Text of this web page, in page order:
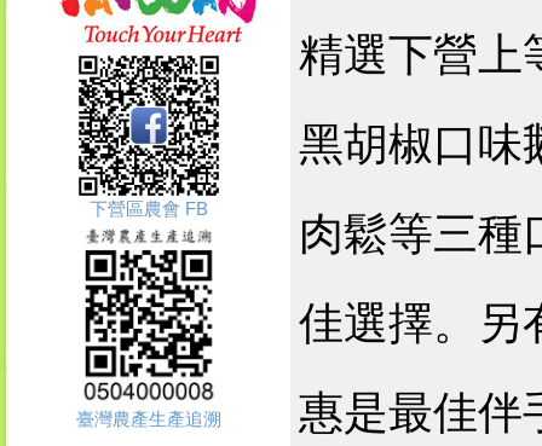
下營區農會 FB
臺灣農產生產追溯
精選下營上
黑胡椒口味
肉鬆等三種
佳選擇。另
惠是最佳伴